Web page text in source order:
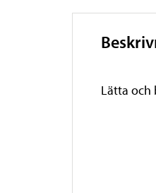
Lätta och